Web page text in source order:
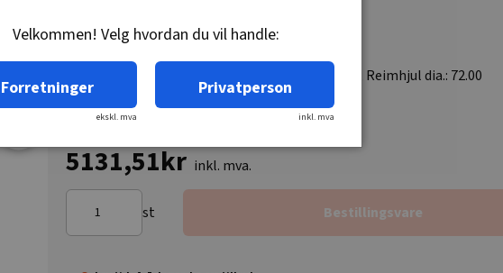
Spenningsregulator: 14, Amp: 150, Rotasjon: CW, Reimhjul dia.: 72.00
5131,51kr inkl. mva.
st Bestillingsvare
Velkommen! Velg hvordan du vil handle:
Forretninger
ekskl. mva
Privatperson
inkl. mva